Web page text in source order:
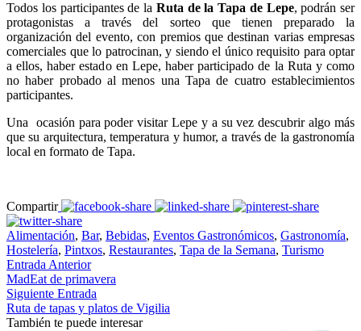
Todos los participantes de la Ruta de la Tapa de Lepe, podrán ser
protagonistas a través del sorteo que tienen preparado la
organización del evento, con premios que destinan varias empresas
comerciales que lo patrocinan, y siendo el único requisito para optar
a ellos, haber estado en Lepe, haber participado de la Ruta y como
no haber probado al menos una Tapa de cuatro establecimientos
participantes.
Una ocasión para poder visitar Lepe y a su vez descubrir algo más
que su arquitectura, temperatura y humor, a través de la gastronomía
local en formato de Tapa.
Compartir
Alimentación, Bar, Bebidas, Eventos Gastronómicos, Gastronomía,
Hostelería, Pintxos, Restaurantes, Tapa de la Semana, Turismo
Entrada Anterior
MadEat de primavera
Siguiente Entrada
Ruta de tapas y platos de Vigilia
También te puede interesar